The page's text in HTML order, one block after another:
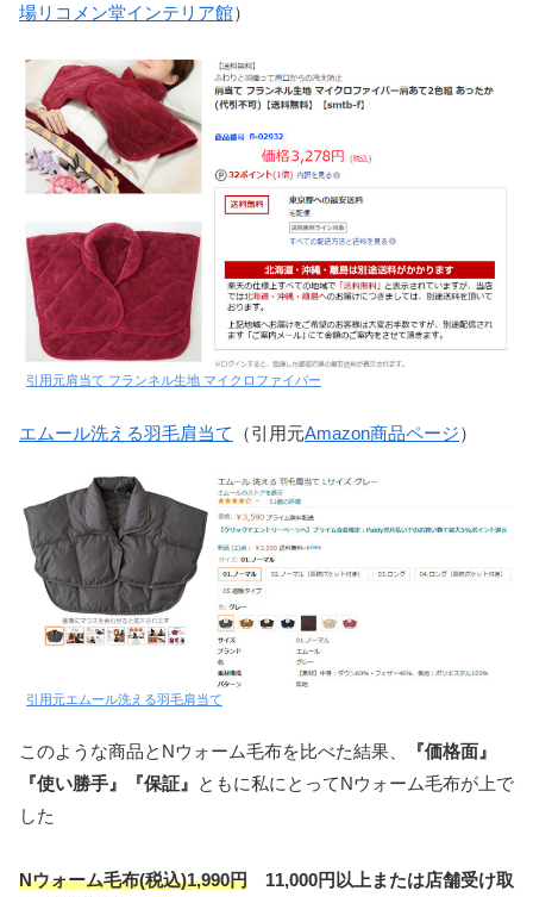
場リコメン堂インテリア館）
引用元肩当て フランネル生地 マイクロファイバー
エムール洗える羽毛肩当て （引用元Amazon商品ページ）
引用元エムール洗える羽毛肩当て
このような商品とNウォーム毛布を比べた結果、
『価格面』
『使い勝手』『保証』 ともに私にとってNウォーム毛布が上で
した
Nウォーム毛布(税込)1,990円 11,000円以上または店舗受け取